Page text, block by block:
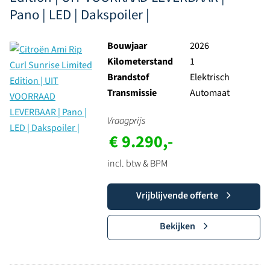
Pano | LED | Dakspoiler |
Bouwjaar
2026
Kilometerstand
1
Brandstof
Elektrisch
Transmissie
Automaat
Vraagprijs
€ 9.290,-
incl. btw & BPM
Vrijblijvende offerte
Bekijken